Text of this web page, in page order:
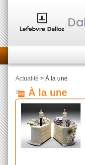
Actualité > À la une
À la une